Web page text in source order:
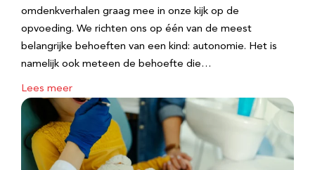
omdenkverhalen graag mee in onze kijk op de
opvoeding. We richten ons op één van de meest
belangrijke behoeften van een kind: autonomie. Het is
namelijk ook meteen de behoefte die…
Lees meer